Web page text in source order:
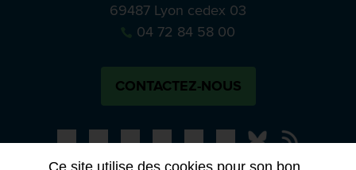
Ce site utilise des cookies pour son bon
69487 Lyon cedex 03
04 72 84 58 00
CONTACTEZ-NOUS
BlueskyNotre